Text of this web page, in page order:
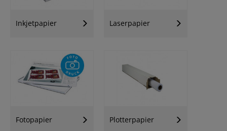
Inkjetpapier Laserpapier
Fotopapier Plotterpapier